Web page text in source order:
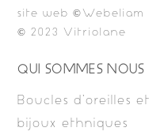
site web ©Webeliam
© 2023 Vitriolane
QUI SOMMES NOUS
Boucles d’oreilles et
bijoux ethniques